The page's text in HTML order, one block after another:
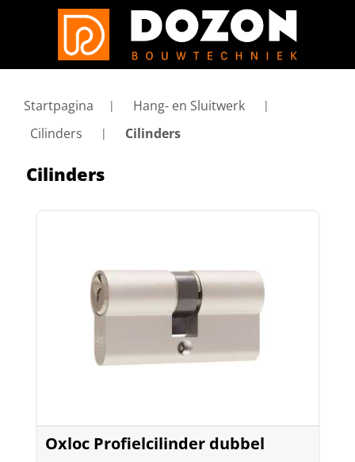
Startpagina
Hang- en Sluitwerk
Cilinders
Cilinders
Cilinders
Oxloc Profielcilinder dubbel